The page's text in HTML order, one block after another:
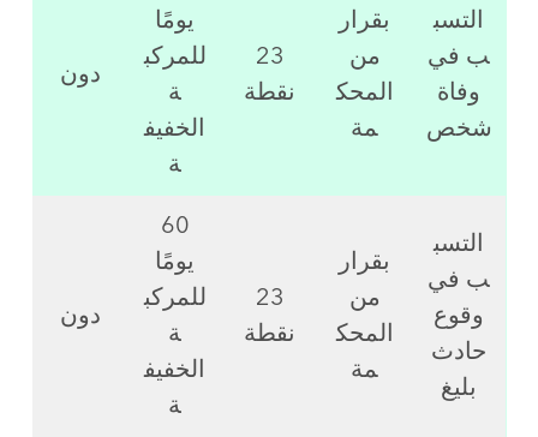
التسب
ب في
وفاة
شخص
بقرار
من
المحك
مة
23
نقطة
يومًا
للمركب
ة
الخفيف
ة
دون
التسب
ب في
وقوع
حادث
بليغ
بقرار
من
المحك
مة
23
نقطة
60
يومًا
للمركب
ة
الخفيف
ة
دون